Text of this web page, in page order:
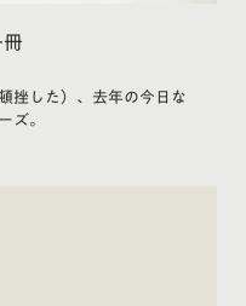
挫した）、去年の今日な
ズ。